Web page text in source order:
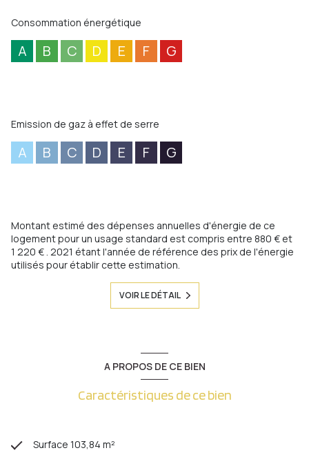
Consommation énergétique
A B C D E F G
Emission de gaz à effet de serre
A B C D E F G
Montant estimé des dépenses annuelles d'énergie de ce
logement pour un usage standard est compris entre 880 € et
1 220 € . 2021 étant l'année de référence des prix de l'énergie
utilisés pour établir cette estimation.
VOIR LE DÉTAIL
A PROPOS DE CE BIEN
Caractéristiques de ce bien
Surface 103,84 m²